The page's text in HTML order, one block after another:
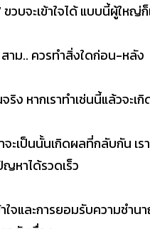
วบจะเข้าใจได้ แบบนี้ผู้ใหญ่
าม.. ควรทำสิ่งใดก่อน-หลัง
ง หากเราทำเช่นนี้แล้วจะเ
ะเป็นนั้นเกิดผลที่กลับกัน เ
หาได้รวดเร็ว
ใจและการยอมรับความชำ